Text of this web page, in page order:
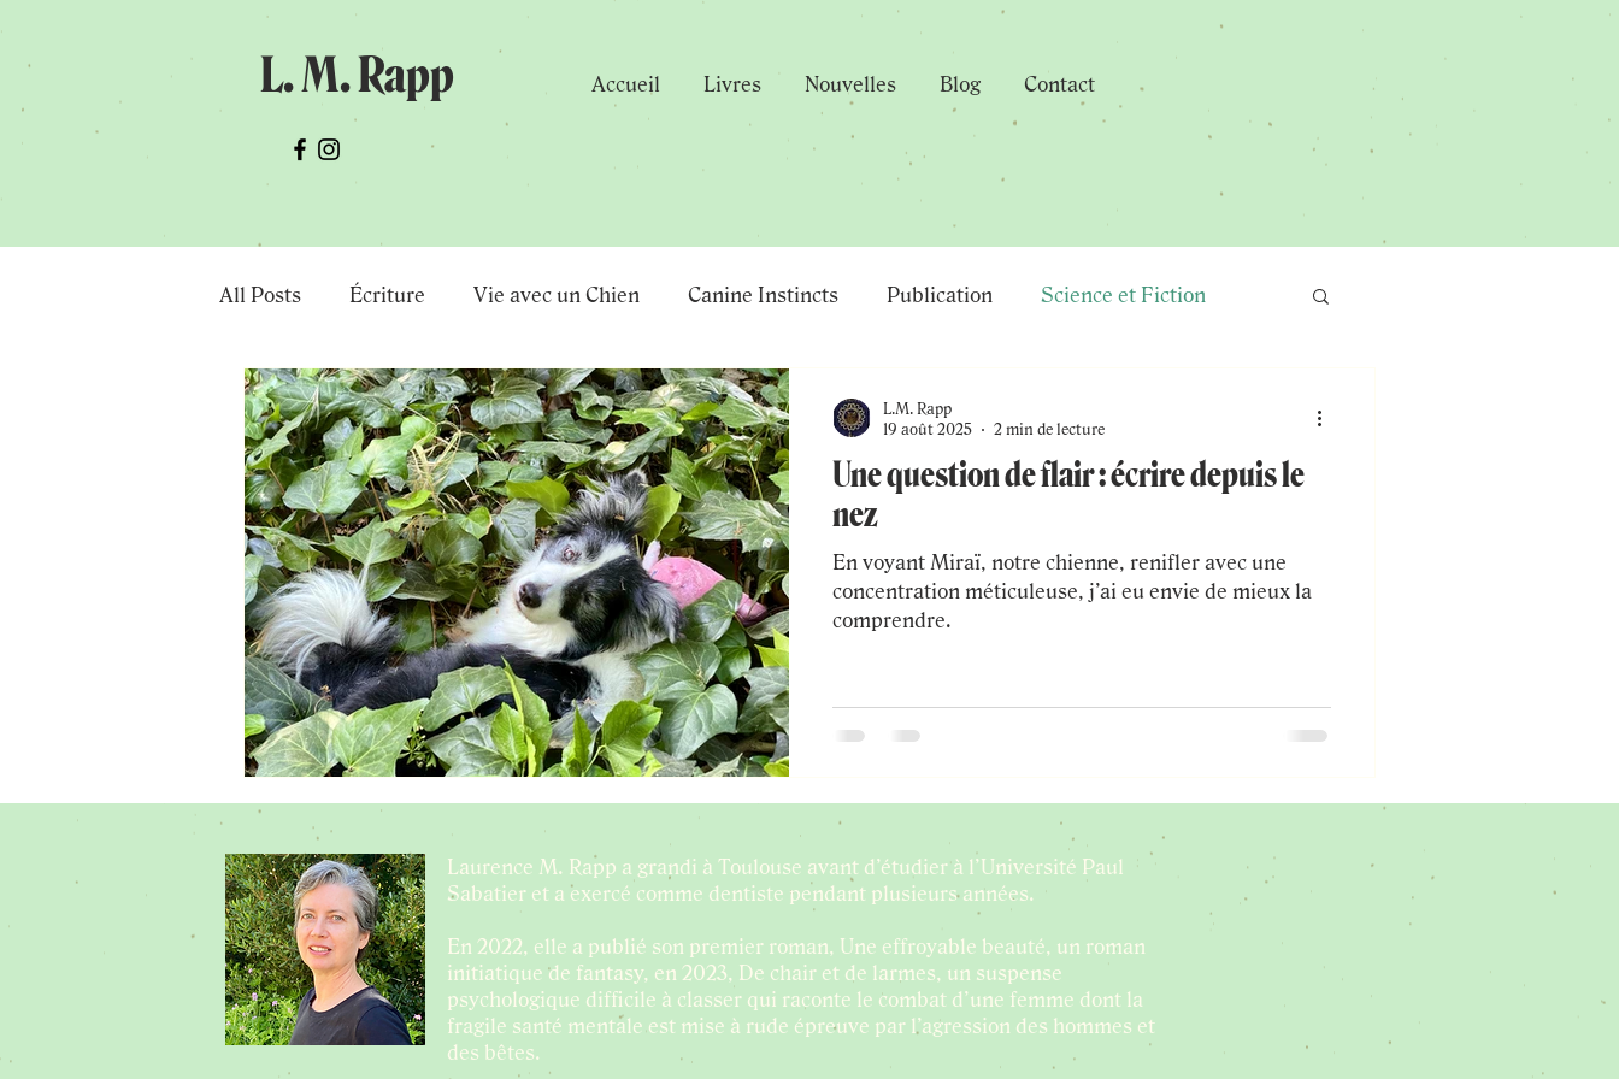
L. M. Rapp Accueil Livres Nouvelles Blog Contact
All Posts Écriture Vie avec un Chien Canine Instincts Publication Science et Fiction
Science Fiction Nouvelles Comportement Canin
Existence Vie d'écrivain
Une question de flair : écrire depuis le
nez
En voyant Miraï, notre chienne, renifler avec une
concentration méticuleuse, j’ai eu envie de mieux la
comprendre.
L.M. Rapp
19 août 2025
2 min de lecture
Laurence M. Rapp a grandi à Toulouse avant d’étudier à l’Université Paul
Sabatier et a exercé comme dentiste pendant plusieurs années.
En 2022, elle a publié son premier roman, Une effroyable beauté, un roman
initiatique de fantasy, en 2023, De chair et de larmes, un suspense
psychologique difficile à classer qui raconte le combat d’une femme dont la
fragile santé mentale est mise à rude épreuve par l’agression des hommes et
des bêtes.